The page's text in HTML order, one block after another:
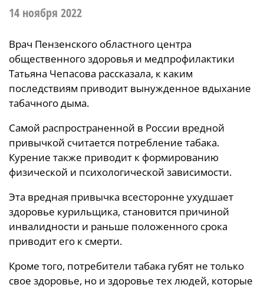
14 ноября 2022
Врач Пензенского областного центра
общественного здоровья и медпрофилактики
Татьяна Чепасова рассказала, к каким
последствиям приводит вынужденное вдыхание
табачного дыма.
Самой распространенной в России вредной
привычкой считается потребление табака.
Курение также приводит к формированию
физической и психологической зависимости.
Эта вредная привычка всесторонне ухудшает
здоровье курильщика, становится причиной
инвалидности и раньше положенного срока
приводит его к смерти.
Кроме того, потребители табака губят не только
свое здоровье, но и здоровье тех людей, которые